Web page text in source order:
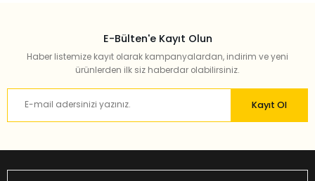
E-Bülten'e Kayıt Olun
Haber listemize kayıt olarak kampanyalardan, indirim ve yeni
ürünlerden ilk siz haberdar olabilirsiniz.
Kayıt Ol